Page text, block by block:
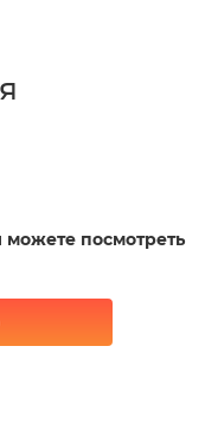
можете посмотреть